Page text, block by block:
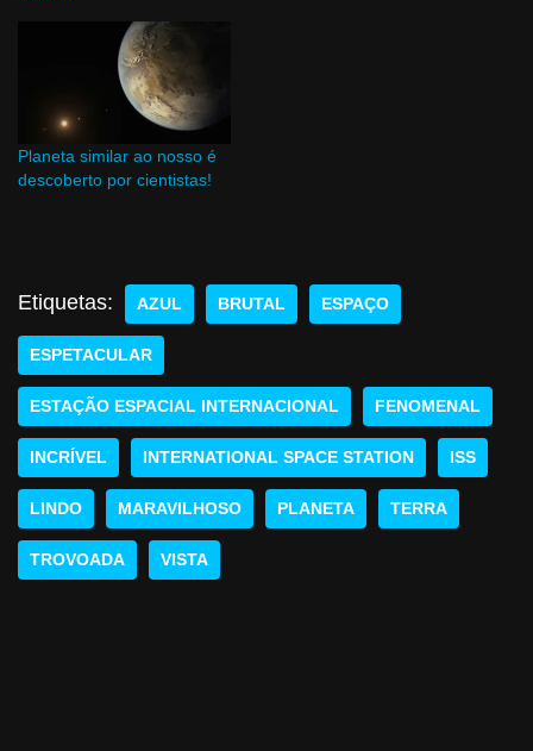
Planeta similar ao nosso é
descoberto por cientistas!
Etiquetas: AZUL BRUTAL ESPAÇO
ESPETACULAR
ESTAÇÃO ESPACIAL INTERNACIONAL FENOMENAL
INCRÍVEL INTERNATIONAL SPACE STATION ISS
LINDO MARAVILHOSO PLANETA TERRA
TROVOADA VISTA